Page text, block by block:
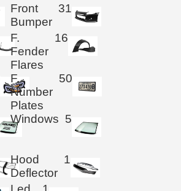
Front
Bumper
31
F.
Fender
Flares
16
F.
Number
Plates
50
Windows 5
Hood
Deflector
1